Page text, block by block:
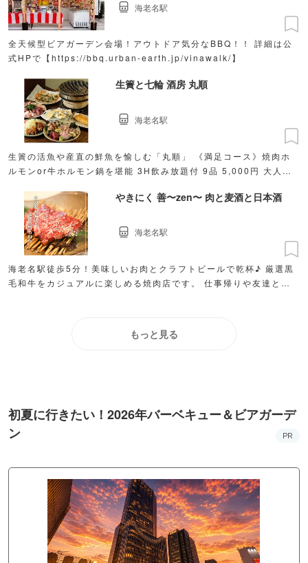
全天候型ビアガーデン会場！アウトドア気分なBBQ！！ 詳細は公
式HPで【https://bbq.urban-earth.jp/vinawalk/】
海老名駅
生簀と七輪 酒房 丸順
生簀の活魚や産直の鮮魚を愉しむ「丸順」 《満足コース》焼肉ホ
ルモンor牛ホルモン鍋を堪能 3H飲み放題付 9品 5,000円 大人数
海老名駅
やきにく 善〜zen〜 肉と麦酒と日本酒
海老名駅徒歩5分！美味しいお肉とクラフトビールで乾杯♪ 厳選黒
毛和牛をカジュアルに楽しめる焼肉店です。 仕事帰りや友達との
海老名駅
もっと見る
初夏に行きたい！2026年バーベキュー＆ビアガーデ
ン
PR